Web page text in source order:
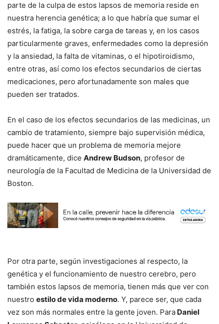
parte de la culpa de estos lapsos de memoria reside en
nuestra herencia genética; a lo que habría que sumar el
estrés, la fatiga, la sobre carga de tareas y, en los casos
particularmente graves, enfermedades como la depresión
y la ansiedad, la falta de vitaminas, o el hipotiroidismo,
entre otras, así como los efectos secundarios de ciertas
medicaciones, pero afortunadamente son males que
pueden ser tratados.
En el caso de los efectos secundarios de las medicinas, un
cambio de tratamiento, siempre bajo supervisión médica,
puede hacer que un problema de memoria mejore
dramáticamente, dice Andrew Budson, profesor de
neurología de la Facultad de Medicina de la Universidad de
Boston.
Por otra parte, según investigaciones al respecto, la
genética y el funcionamiento de nuestro cerebro, pero
también estos lapsos de memoria, tienen más que ver con
nuestro estilo de vida moderno. Y, parece ser, que cada
vez son más normales entre la gente joven. Para Daniel